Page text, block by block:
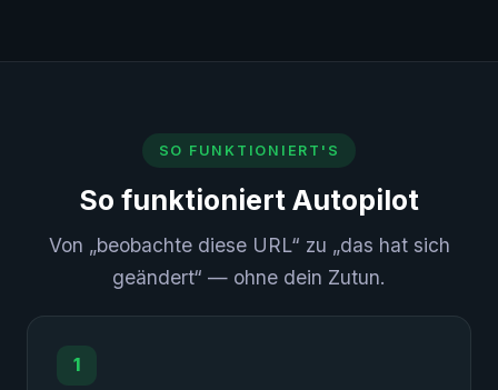
SO FUNKTIONIERT'S
So funktioniert Autopilot
Von „beobachte diese URL“ zu „das hat sich
geändert“ — ohne dein Zutun.
1